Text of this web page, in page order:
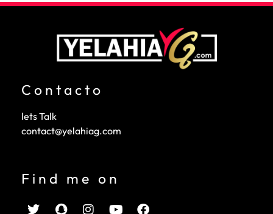
Contacto
lets Talk
contact@yelahiag.com
Find me on